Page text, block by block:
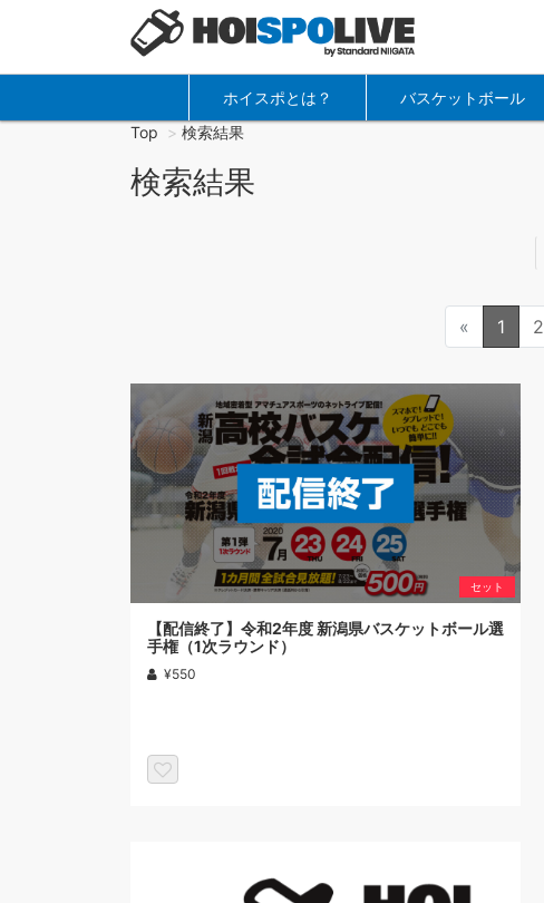
ホイスポとは？ バスケットボール
Top
検索結果
検索結果
« 1 2
セット
【配信終了】令和2年度 新潟県バスケットボール選
手権（1次ラウンド）
¥550